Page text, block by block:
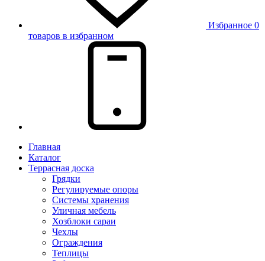
Избранное 0
товаров в избранном
Главная
Каталог
Террасная доска
Грядки
Регулируемые опоры
Системы хранения
Уличная мебель
Хозблоки сараи
Чехлы
Ограждения
Теплицы